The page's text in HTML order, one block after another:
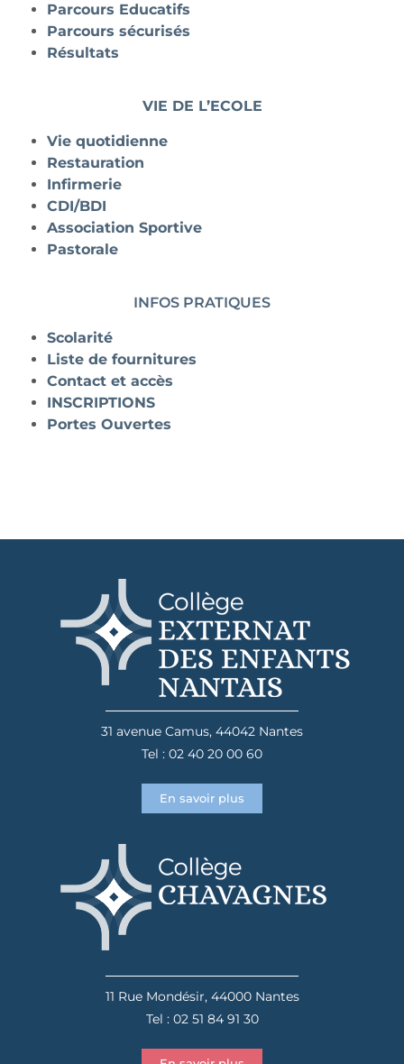
Parcours Educatifs
Parcours sécurisés
Résultats
VIE DE L’ECOLE
Vie quotidienne
Restauration
Infirmerie
CDI/BDI
Association Sportive
Pastorale
INFOS PRATIQUES
Scolarité
Liste de fournitures
Contact et accès
INSCRIPTIONS
Portes Ouvertes
31 avenue Camus, 44042 Nantes
Tel : 02 40 20 00 60
En savoir plus
11 Rue Mondésir, 44000 Nantes
Tel : 02 51 84 91 30